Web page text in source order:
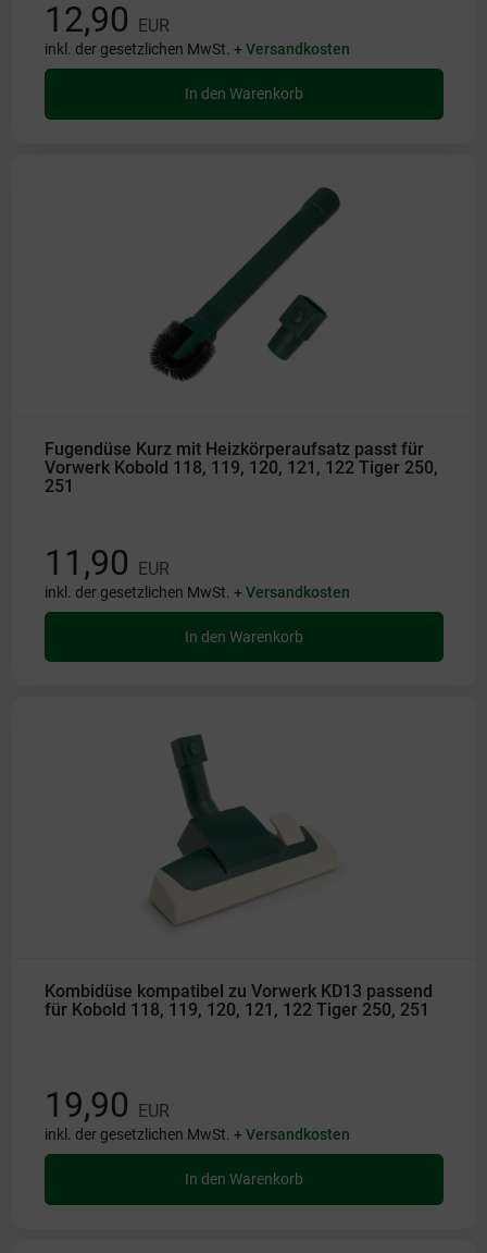
12,90 EUR
inkl. der gesetzlichen MwSt. +Versandkosten
In den Warenkorb
Fugendüse Kurz mit Heizkörperaufsatz passt für
Vorwerk Kobold 118, 119, 120, 121, 122 Tiger 250,
251
11,90 EUR
inkl. der gesetzlichen MwSt. +Versandkosten
In den Warenkorb
Kombidüse kompatibel zu Vorwerk KD13 passend
für Kobold 118, 119, 120, 121, 122 Tiger 250, 251
19,90 EUR
inkl. der gesetzlichen MwSt. +Versandkosten
In den Warenkorb